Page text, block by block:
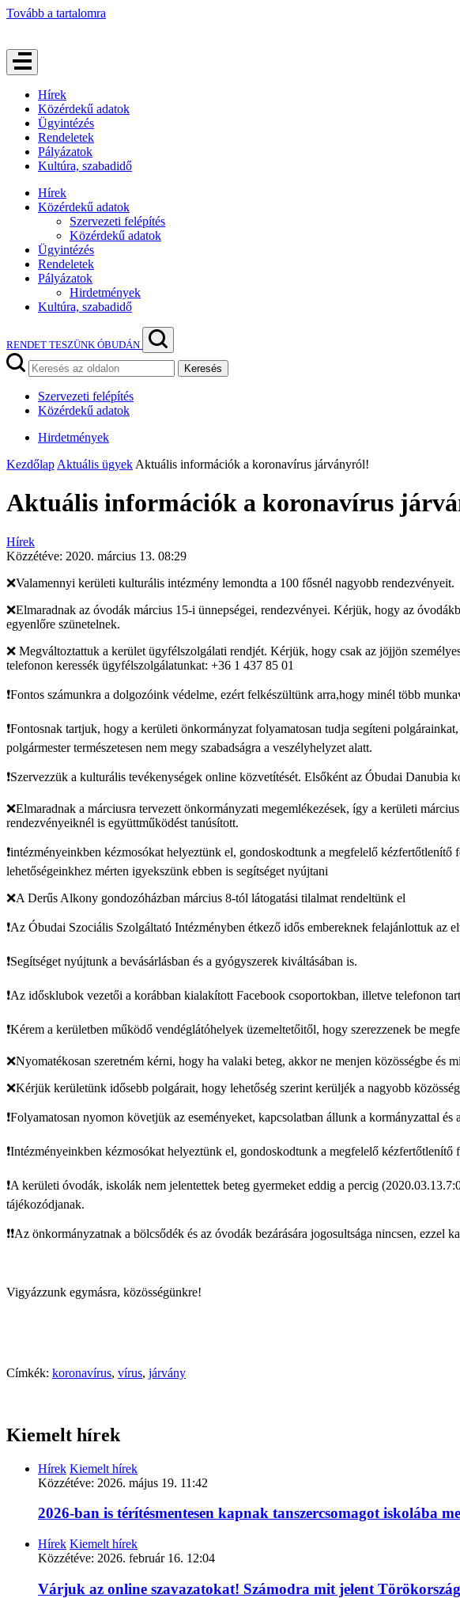
Tovább a tartalomra
Hírek
Közérdekű adatok
Ügyintézés
Rendeletek
Pályázatok
Kultúra, szabadidő
Hírek
Közérdekű adatok
Szervezeti felépítés
Közérdekű adatok
Ügyintézés
Rendeletek
Pályázatok
Hirdetmények
Kultúra, szabadidő
RENDET TESZÜNK ÓBUDÁN
Keresés
Szervezeti felépítés
Közérdekű adatok
Hirdetmények
Kezdőlap Aktuális ügyek Aktuális információk a koronavírus járványról!
Aktuális információk a koronavírus
Hírek
Közzétéve: 2020. március 13. 08:29
❌Valamennyi kerületi kulturális intézmény lemondta a 100 fősnél nagyobb rendezvényeit.
❌Elmaradnak az óvodák március 15-i ünnepségei, rendezvényei. Kérjük, hogy az
egyenlőre szünetelnek.
❌ Megváltoztattuk a kerület ügyfélszolgálati rendjét. Kérjük, hogy csak az jöjjön
telefonon keressék ügyfélszolgálatunkat: +36 1 437 85 01
❗️Fontos számunkra a dolgozóink védelme, ezért felkészültünk arra,hogy minél több
❗️Fontosnak tartjuk, hogy a kerületi önkormányzat folyamatosan tudja segíteni
polgármester természetesen nem megy szabadságra a veszélyhelyzet alatt.
❗️Szervezzük a kulturális tevékenységek online közvetítését. Elsőként az Óbudai
❌Elmaradnak a márciusra tervezett önkormányzati megemlékezések, így a kerületi
rendezvényeiknél is együttműködést tanúsított.
❗intézményeinkben kézmosókat helyeztünk el, gondoskodtunk a megfelelő
lehetőségeinkhez mérten igyekszünk ebben is segítséget nyújtani
❌A Derűs Alkony gondozóházban március 8-tól látogatási tilalmat rendeltünk el
❗️Az Óbudai Szociális Szolgáltató Intézményben étkező idős embereknek felajánlottuk az
❗️Segítséget nyújtunk a bevásárlásban és a gyógyszerek kiváltásában is.
❗️Az idősklubok vezetői a korábban kialakított Facebook csoportokban, illetve telefonon
❗️Kérem a kerületben működő vendéglátóhelyek üzemeltetőitől, hogy szerezzenek be
❌Nyomatékosan szeretném kérni, hogy ha valaki beteg, akkor ne menjen közösségbe és
❌Kérjük kerületünk idősebb polgárait, hogy lehetőség szerint kerüljék a nagyobb
❗️Folyamatosan nyomon követjük az eseményeket, kapcsolatban állunk a kormányzattal
❗️Intézményeinkben kézmosókat helyeztünk el, gondoskodtunk a megfelelő kézfertőtlenítő
❗️A kerületi óvodák, iskolák nem jelentettek beteg gyermeket eddig a percig
tájékozódjanak.
❗️❗️Az önkormányzatnak a bölcsődék és az óvodák bezárására jogosultsága nincsen,
Vigyázzunk egymásra, közösségünkre!
Címkék: koronavírus, vírus, járvány
Kiemelt hírek
Hírek Kiemelt hírek
Közzétéve: 2026. május 19. 11:42
2026-ban is térítésmentesen kapnak tanszercsomagot iskolába
Hírek Kiemelt hírek
Közzétéve: 2026. február 16. 12:04
Várjuk az online szavazatokat! Számodra mit jelent